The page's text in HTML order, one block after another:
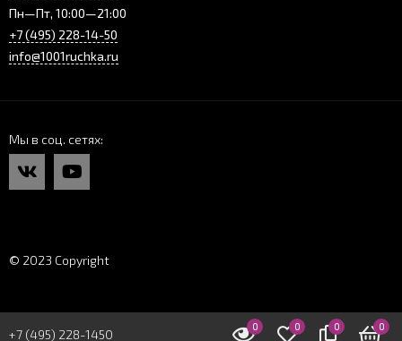
Пн—Пт, 10:00—21:00
+7 (495) 228-14-50
info@1001ruchka.ru
Мы в соц. сетях
© 2023 Copyright
0 0 0 0
+7 (495) 228-1450